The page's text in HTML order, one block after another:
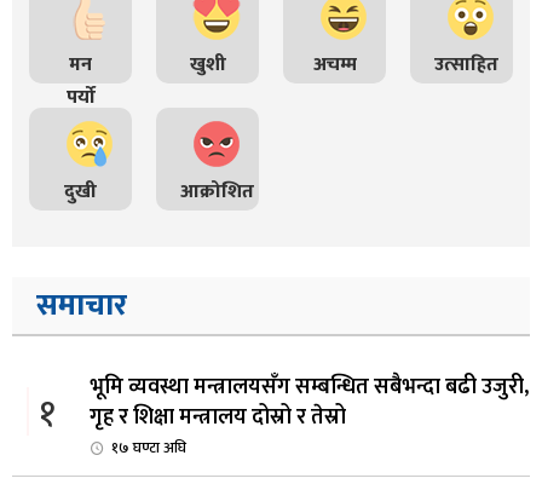
मन
पर्यो
खुशी अचम्म उत्साहित
दुखी आक्रोशित
समाचार
१
भूमि व्यवस्था मन्त्रालयसँग सम्बन्धित सबैभन्दा बढी उजुरी,
गृह र शिक्षा मन्त्रालय दोस्रो र तेस्रो
१७ घण्टा अघि